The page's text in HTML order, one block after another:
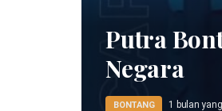
Putra
Negara
BONTANG 1 bulan